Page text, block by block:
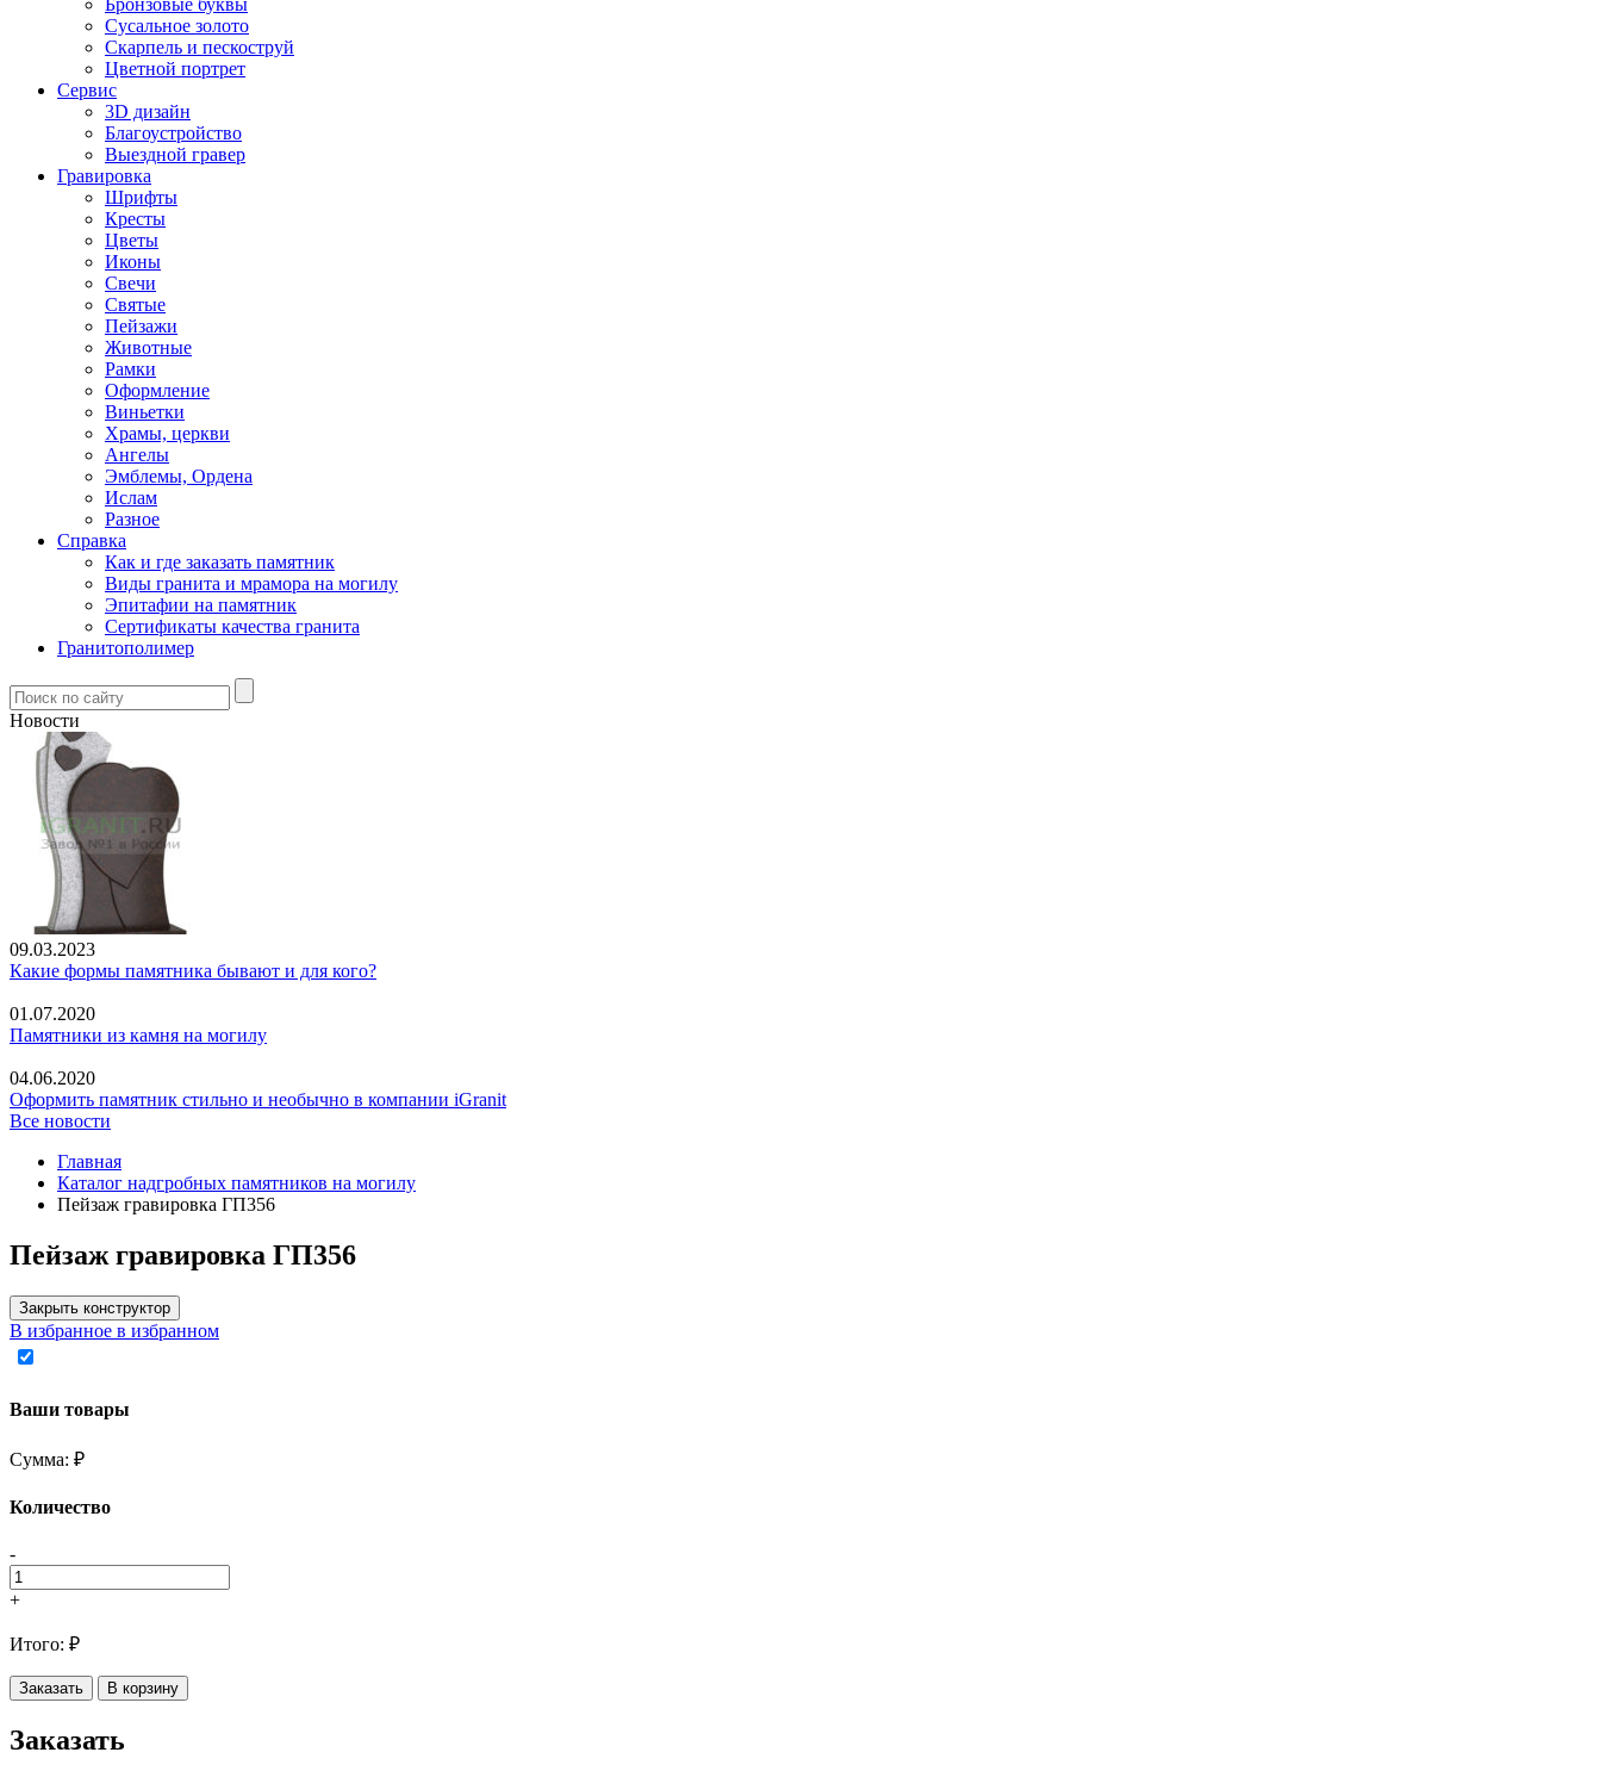
Бронзовые буквы
Сусальное золото
Скарпель и пескоструй
Цветной портрет
Сервис
3D дизайн
Благоустройство
Выездной гравер
Гравировка
Шрифты
Кресты
Цветы
Иконы
Свечи
Святые
Пейзажи
Животные
Рамки
Оформление
Виньетки
Храмы, церкви
Ангелы
Эмблемы, Ордена
Ислам
Разное
Справка
Как и где заказать памятник
Виды гранита и мрамора на могилу
Эпитафии на памятник
Сертификаты качества гранита
Гранитополимер
Новости
09.03.2023
Какие формы памятника бывают и для кого?
01.07.2020
Памятники из камня на могилу
04.06.2020
Оформить памятник стильно и необычно в компании iGranit
Все новости
Главная
Каталог надгробных памятников на могилу
Пейзаж гравировка ГП356
Пейзаж гравировка ГП356
Закрыть конструктор
В избранное в избранном
Ваши товары
Сумма: ₽
Количество
-
+
Итого: ₽
Заказать В корзину
Заказать